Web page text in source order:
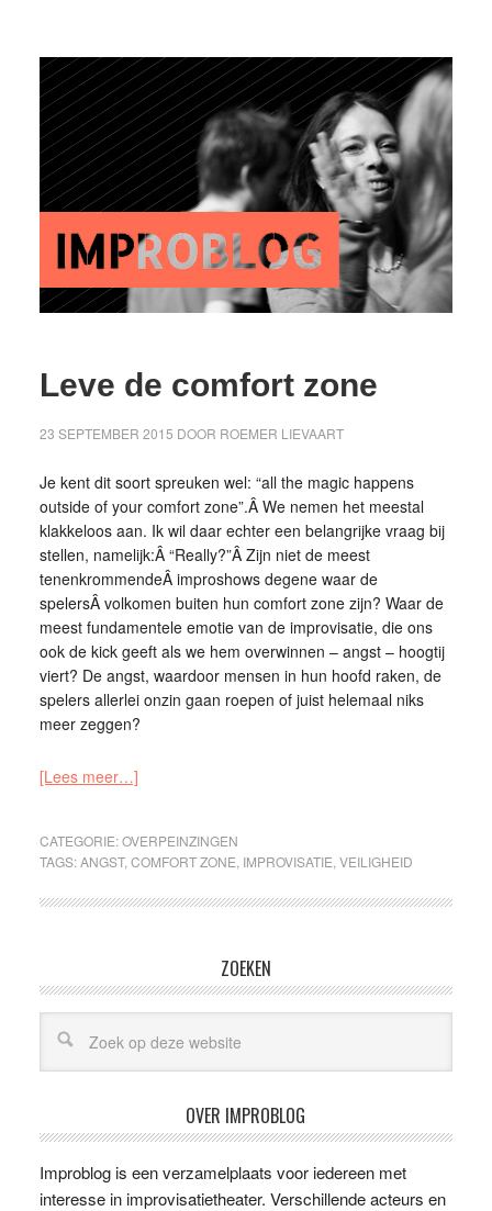
Leve de comfort zone
23 SEPTEMBER 2015 DOOR ROEMER LIEVAART
Je kent dit soort spreuken wel: “all the magic happens
outside of your comfort zone”.Â We nemen het meestal
klakkeloos aan. Ik wil daar echter een belangrijke vraag bij
stellen, namelijk:Â “Really?”Â Zijn niet de meest
tenenkrommendeÂ improshows degene waar de
spelersÂ volkomen buiten hun comfort zone zijn? Waar de
meest fundamentele emotie van de improvisatie, die ons
ook de kick geeft als we hem overwinnen – angst – hoogtij
viert? De angst, waardoor mensen in hun hoofd raken, de
spelers allerlei onzin gaan roepen of juist helemaal niks
meer zeggen?
[Lees meer…]
CATEGORIE:OVERPEINZINGEN
TAGS:ANGST, COMFORT ZONE IMPROVISATIE VEILIGHEID
ZOEKEN
OVER IMPROBLOG
Improblog is een verzamelplaats voor iedereen met
interesse in improvisatietheater. Verschillende acteurs en